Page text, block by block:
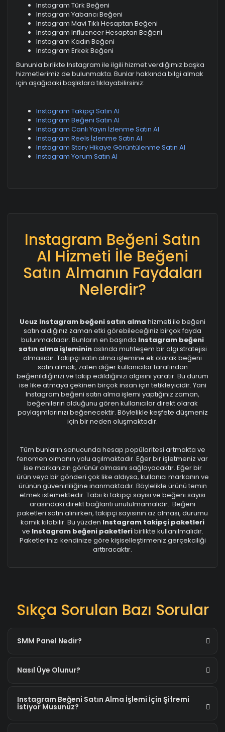
Instagram Türk Beğeni
Instagram Yabancı Beğeni
Instagram Mavi Tıklı Hesaptan Beğeni
Instagram Influencer Hesaptan Beğeni
Instagram Kadın Beğeni
Instagram Erkek Beğeni
Bununla birlikte Instagram ile ilgili hizmet verdiğimiz başka
hizmetlerimiz de bulunmakta. Bunlar hakkında bilgi almak
için aşağıdaki başlıklara tıklayabilirsiniz:
Instagram Takipçi Satın Al
Instagram Beğeni Satın Al
Instagram Canlı Yayın İzlenme Satın Al
Instagram Reels İzlenme Satın Al
Instagram Story Hikaye Görüntülenme Satın Al
Instagram Yorum Satın Al
Instagram Beğeni Satın
Al Hizmeti İle Beğeni
Satın Almanın Faydaları
Nelerdir?
Ucuz Instagram beğeni satın alma hizmeti ile beğeni
satın aldığınız zaman etki görebileceğiniz birçok fayda
bulunmaktadır. Bunların en başında Instagram beğeni
satın alma işlemininaslında muhteşem bir algı stratejisi
olmasıdır. Takipçi satın alma işlemine ek olarak beğeni
satın almak, zaten diğer kullanıcılar tarafından
beğenildiğinizi ve takip edildiğinizi algısını yaratır. Bu durum
ise like atmaya çekinen birçok insan için tetikleyicidir. Yani
Instagram beğeni satın alma işlemi yaptığınız zaman,
beğenilerin olduğunu gören kullanıcılar direkt olarak
paylaşımlarınızı beğenecektir. Böylelikle keşfete düşmeniz
için bir neden oluşmaktadır.
Tüm bunların sonucunda hesap popülaritesi artmakta ve
fenomen olmanın yolu açılmaktadır. Eğer bir işletmeniz var
ise markanızın görünür olmasını sağlayacaktır. Eğer bir
ürün veya bir gönderi çok like aldıysa, kullanıcı markanın ve
ürünün güvenirliliğine inanmaktadır. Böylelikle ürünü temin
etmek istemektedir. Tabii ki takipçi sayısı ve beğeni sayısı
arasındaki direkt bağlantı unutulmamalıdır. Beğeni
paketleri satın alınırken, takipçi sayısının az olması, durumu
komik kılabilir. Bu yüzden Instagram takipçi paketleri
ve Instagram beğeni paketleribirlikte kullanılmalıdır.
Paketlerinizi kendinize göre kişiselleştirmeniz gerçekciliği
arttıracaktır.
Sıkça Sorulan Bazı Sorular
SMM Panel Nedir?
Nasıl Üye Olunur?
Instagram Beğeni Satın Alma İşlemi İçin Şifremi
İstiyor Musunuz?